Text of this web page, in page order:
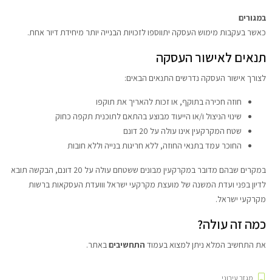
במגורים
כאשר בעקבות מימוש העסקה יתווספו לזכויות הבנייה יותר מיחידת דיור אחת.
תנאים לאישור העסקה
לצורך אישור העסקה נדרשים התנאים הבאים:
חוזה חכירה בתוקף, או זכות להאריך את תוקפו
שינוי הניצול ו/או הייעוד מבוצע בהתאם לתוכנית תקפה כחוק
שטח המקרקעין אינו עולה על 20 דונם
החוכר עמד בתנאי החוזה, ללא חריגות בנייה וללא חובות
במקרים שבהם מדובר במקרקעין מבונים ששטחם עולה על 20 דונם, הבקשה תובא
לדיון בפני ועדת המשנה של מועצת מקרקעי ישראל ווועדת העסקאות ברשות
מקרקעי ישראל.
כמה זה עולה?
את התחשיב המלא ניתן למצוא בעמוד התחשיביםבאתר.
מגזר עירוני